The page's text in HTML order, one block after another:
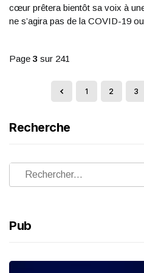
cœur prêtera bientôt sa voix à
ne s’agira pas de la COVID-19
Page 3 sur 241
1 2 3
Recherche
Pub